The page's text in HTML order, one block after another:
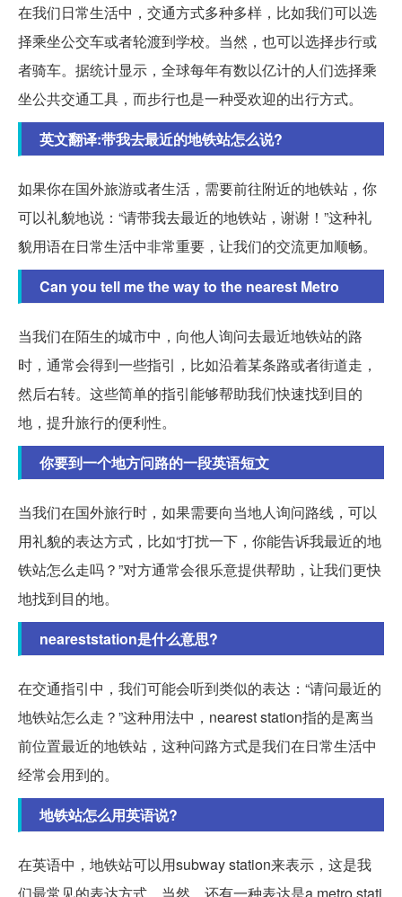
在我们日常生活中，交通方式多种多样，比如我们可以选
择乘坐公交车或者轮渡到学校。当然，也可以选择步行或
者骑车。据统计显示，全球每年有数以亿计的人们选择乘
坐公共交通工具，而步行也是一种受欢迎的出行方式。
英文翻译:带我去最近的地铁站怎么说?
如果你在国外旅游或者生活，需要前往附近的地铁站，你
可以礼貌地说：“请带我去最近的地铁站，谢谢！”这种礼
貌用语在日常生活中非常重要，让我们的交流更加顺畅。
Can you tell me the way to the nearest Metro
当我们在陌生的城市中，向他人询问去最近地铁站的路
时，通常会得到一些指引，比如沿着某条路或者街道走，
然后右转。这些简单的指引能够帮助我们快速找到目的
地，提升旅行的便利性。
你要到一个地方问路的一段英语短文
当我们在国外旅行时，如果需要向当地人询问路线，可以
用礼貌的表达方式，比如“打扰一下，你能告诉我最近的地
铁站怎么走吗？”对方通常会很乐意提供帮助，让我们更快
地找到目的地。
neareststation是什么意思?
在交通指引中，我们可能会听到类似的表达：“请问最近的
地铁站怎么走？”这种用法中，nearest station指的是离当
前位置最近的地铁站，这种问路方式是我们在日常生活中
经常会用到的。
地铁站怎么用英语说?
在英语中，地铁站可以用subway station来表示，这是我